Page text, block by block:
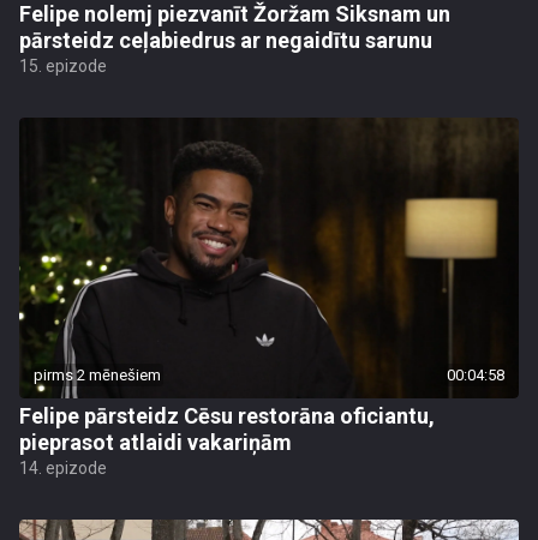
Felipe nolemj piezvanīt Žoržam Siksnam un
pārsteidz ceļabiedrus ar negaidītu sarunu
15. epizode
pirms 2 mēnešiem 00:04:58
Felipe pārsteidz Cēsu restorāna oficiantu,
pieprasot atlaidi vakariņām
14. epizode